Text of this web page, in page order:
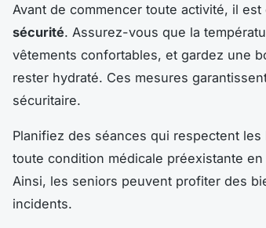
Avant de commencer toute activité, il
sécurité. Assurez-vous que la
vêtements confortables, et gardez une
rester hydraté. Ces mesures
sécuritaire.
Planifiez des séances qui respectent
toute condition médicale préexistante
Ainsi, les seniors peuvent profiter des
incidents.